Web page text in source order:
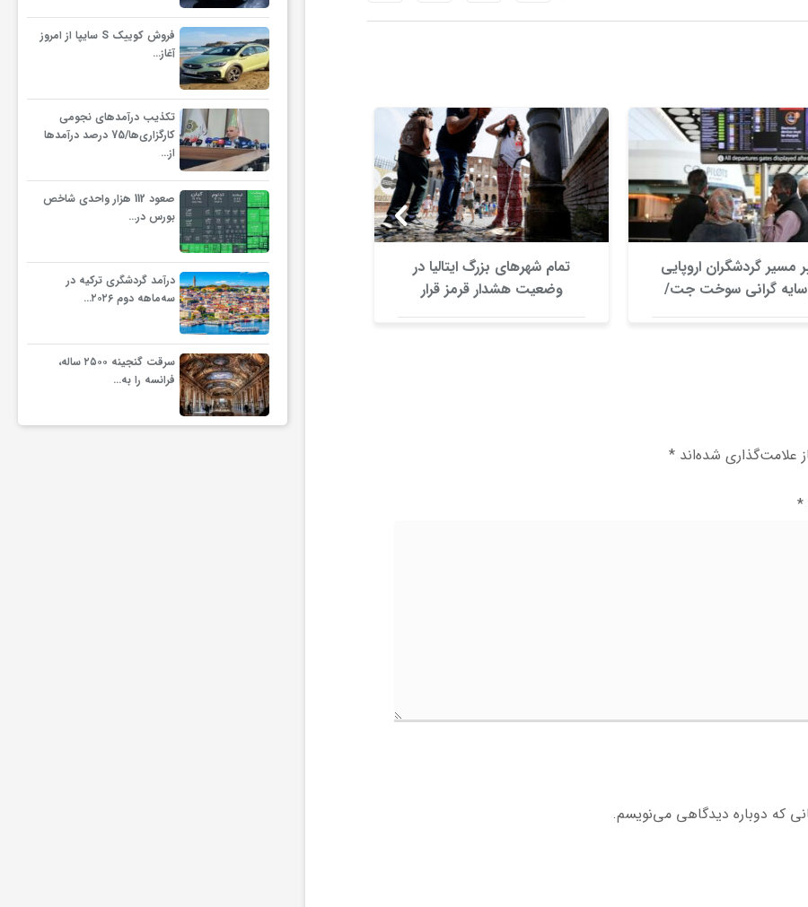
مسیر گردشگران اروپایی
سایه گرانی سوخت جت/
گسترده در مسیرهای
تمام شهرهای بزرگ ایتالیا در
وضعیت هشدار قرمز قرار
گرفتند/ موج گرمای بی‌سابقه،
۲۰۲۶ سالی پرچالش برای
گردشگری آسیا/ از افزایش
هزینه سفر پس از جنگ
خلیج‌فارس تا رقابت در شرق
آسیا
شوک انرژی
زمین‌گیر
علامت‌گذاری شده‌اند *
*
که دوباره دیدگاهی می‌نویسم.
فروش کوییک S سایپا از امروز
آغاز…
تکذیب درآمدهای نجومی
کارگزاری‌ها/75 درصد درآمدها
از…
صعود 112 هزار واحدی شاخص
بورس در…
درآمد گردشگری ترکیه در
سه‌ماهه دوم ۲۰۲۶…
سرقت گنجینه ۲۵۰۰ ساله،
فرانسه را به…